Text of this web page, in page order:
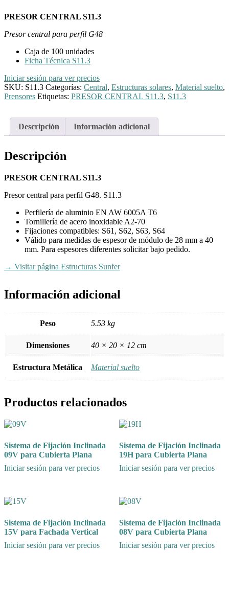
PRESOR CENTRAL S11.3
Presor central para perfil G48
Caja de 100 unidades
Ficha Técnica S11.3
Iniciar sesión para ver precios
SKU: S11.3 Categorías: Central, Estructuras solares, Material suelto,
Prensores Etiquetas: PRESOR CENTRAL S11.3, S11.3
Descripción Información adicional
Descripción
PRESOR CENTRAL S11.3
Presor central para perfil G48. S11.3
Perfilería de aluminio EN AW 6005A T6
Tornillería de acero inoxidable A2-70
Fijaciones compatibles: S61, S62, S63, S64
Válido para medidas de espesor de módulo de 28 mm a 40
mm. Para espesores diferentes solicitar bajo pedido.
→ Visitar página Estructuras Sunfer
Información adicional
Peso 5.53 kg
Dimensiones 40 × 20 × 12 cm
Estructura Metálica Material suelto
Productos relacionados
Sistema de Fijación Inclinada
09V para Cubierta Plana
Iniciar sesión para ver precios
Sistema de Fijación Inclinada
19H para Cubierta Plana
Iniciar sesión para ver precios
Sistema de Fijación Inclinada
15V para Fachada Vertical
Iniciar sesión para ver precios
Sistema de Fijación Inclinada
08V para Cubierta Plana
Iniciar sesión para ver precios